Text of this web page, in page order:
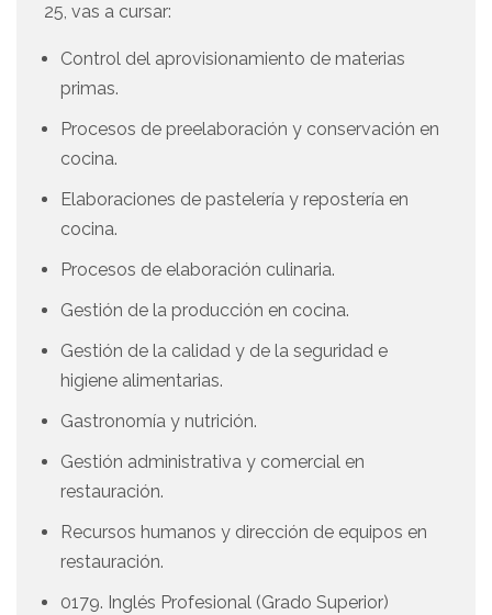
25, vas a cursar:
Control del aprovisionamiento de materias
primas.
Procesos de preelaboración y conservación en
cocina.
Elaboraciones de pastelería y repostería en
cocina.
Procesos de elaboración culinaria.
Gestión de la producción en cocina.
Gestión de la calidad y de la seguridad e
higiene alimentarias.
Gastronomía y nutrición.
Gestión administrativa y comercial en
restauración.
Recursos humanos y dirección de equipos en
restauración.
0179. Inglés Profesional (Grado Superior)